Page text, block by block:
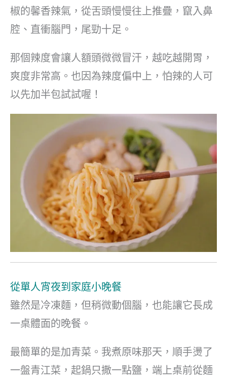
椒的馨香辣氣，從舌頭慢慢往上推疊，竄入鼻
腔、直衝腦門，尾勁十足。
那個辣度會讓人額頭微微冒汗，越吃越開胃，
爽度非常高。也因為辣度偏中上，怕辣的人可
以先加半包試試喔！
從單人宵夜到家庭小晚餐
雖然是冷凍麵，但稍微動個腦，也能讓它長成
一桌體面的晚餐。
最簡單的是加青菜。我煮原味那天，順手燙了
一盤青江菜，起鍋只撒一點鹽，端上桌前從麵